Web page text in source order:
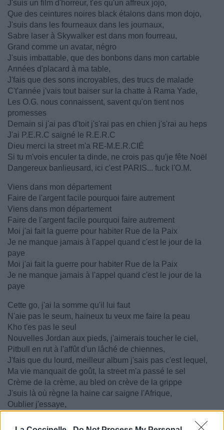
J'suis un film d'horreur, t'es qu'un affreux jojo,
Que des ceintures noires black étalons dans mon dojo,
J'suis dans les fourneaux dans les journaux,
Sabre laser à Skywalker est dans mon fourreau,
Grand comme un avatar, négro
J'suis imbattable, que des bonbons dans mon cartable
Années d'placard à ma table,
J'fais que des sons incroyables, des trucs de malade
C't'année j'vais tout baiser sur la chatte à Rama Yade,
Les O.G. nous connaissent, savent qu'on tient nos
promesses
Demain si j'ai pas d'toit j's'rai pas en chien j's'rai au heps
J'ai P.E.R.C saigné le R.E.R.C
Dieu merci la street m'a RE-M.E.R.CIÉ
Si tu m'vois enculer ta dinde, ne crois pas qu'je fête Noël
Dangereux banlieusard, ici c'est PARIS... fuck l'O.M.
Viens dans mon département
Faire de l'argent facile pourquoi faire autrement
Viens dans mon département
Faire de l'argent facile pourquoi faire autrement
Moi j'ai fait la guerre pour habiter Rue de la Paix
Je ne manque jamais à l'appel quand c'est le jour de la
paye
Moi j'ai fait la guerre pour habiter Rue de la Paix
Je ne manque jamais à l'appel quand c'est le jour de la
paye
Cette go, j'ai la somme qu'il lui faut
N'aie pas le seum, haineux tu veux me faire la peau
Kho t'es pas le seul
Nouvelles Jordan aux pieds, j'aimerais toucher le ciel,
Pitbull en rut à l'affût d'un lâché de chiennes,
J'fais que du lourd, meilleur album j'sais pas c'est lequel,
Ma vie manquait de goût, la street m'a passé le sel
Crème de la crème, au bled on crève de la grippe
J'suis là où règne la haine car saigne l'Afrique,
Oublier j'essaye,
J'm'en bats les couilles une colombienne fait ma vaisselle,